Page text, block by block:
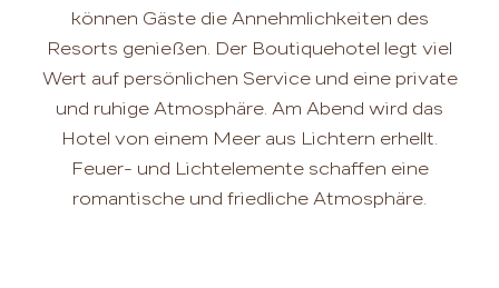
können Gäste die Annehmlichkeiten des
Resorts genießen. Der Boutiquehotel legt viel
Wert auf persönlichen Service und eine private
und ruhige Atmosphäre. Am Abend wird das
Hotel von einem Meer aus Lichtern erhellt.
Feuer- und Lichtelemente schaffen eine
romantische und friedliche Atmosphäre.